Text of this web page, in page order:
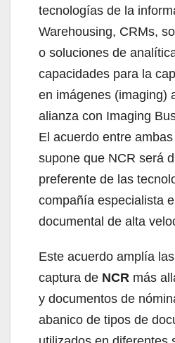
tecnologías de la
Warehousing, CRMs,
o soluciones de
capacidades para la
en imágenes (imaging)
alianza con Imaging
El acuerdo entre
supone que NCR será
preferente de las
compañía especialista
documental de alta
Este acuerdo amplía
captura de NCR más
y documentos de
abanico de tipos de